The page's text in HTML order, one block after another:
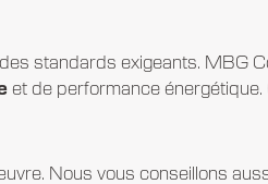
standards exigeants. MBG
et de performance
Nous vous conseillons